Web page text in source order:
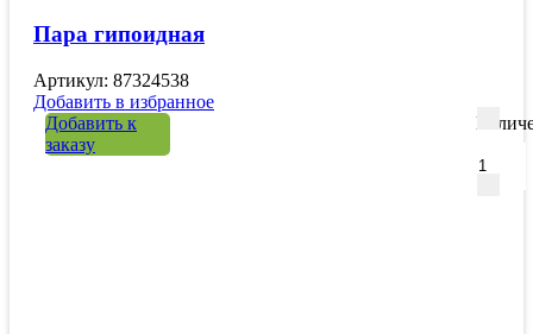
Пара гипоидная
Артикул: 87324538
Добавить в избранное
Добавить к
заказу